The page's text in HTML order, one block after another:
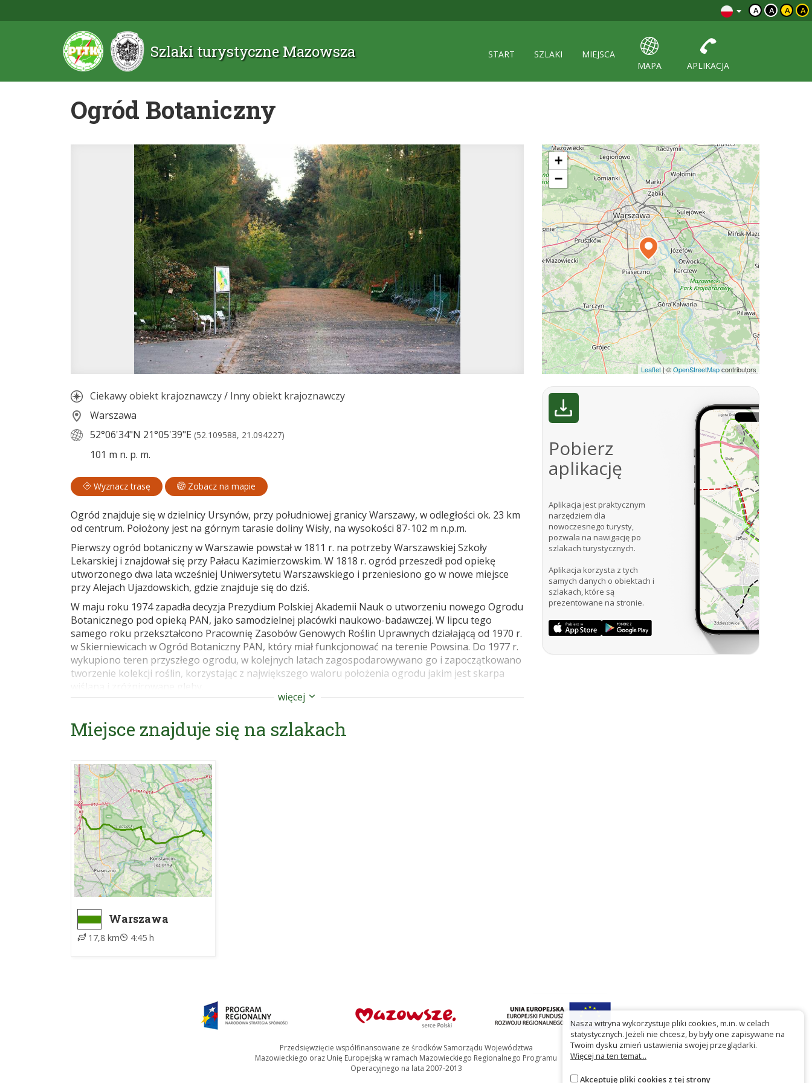
A A A A
Szlaki turystyczne Mazowsza START SZLAKI
MIEJSCA
MAPA
APLIKACJA
Ogród Botaniczny
Ciekawy obiekt krajoznawczy/ Inny obiekt krajoznawczy
Warszawa
52°06'34"N 21°05'39"E (52.109588, 21.094227)
101 m n. p. m.
Wyznacz trasę Zobacz na mapie
Ogród znajduje się w dzielnicy Ursynów, przy południowej granicy Warszawy, w odległości ok. 23 km
od centrum. Położony jest na górnym tarasie doliny Wisły, na wysokości 87-102 m n.p.m.
Pierwszy ogród botaniczny w Warszawie powstał w 1811 r. na potrzeby Warszawskiej Szkoły
Lekarskiej i znajdował się przy Pałacu Kazimierzowskim. W 1818 r. ogród przeszedł pod opiekę
utworzonego dwa lata wcześniej Uniwersytetu Warszawskiego i przeniesiono go w nowe miejsce
przy Alejach Ujazdowskich, gdzie znajduje się do dziś.
W maju roku 1974 zapadła decyzja Prezydium Polskiej Akademii Nauk o utworzeniu nowego Ogrodu
Botanicznego pod opieką PAN, jako samodzielnej placówki naukowo-badawczej. W lipcu tego
samego roku przekształcono Pracownię Zasobów Genowych Roślin Uprawnych działającą od 1970 r.
w Skierniewicach w Ogród Botaniczny PAN, który miał funkcjonować na terenie Powsina. Do 1977 r.
wykupiono teren przyszłego ogrodu, w kolejnych latach zagospodarowywano go i zapoczątkowano
tworzenie kolekcji roślin, korzystając z największego waloru położenia ogrodu jakim jest skarpa
Ogród otwarto dla zwiedzających w 1990 r. Cały czas prowadzono jednak prace nad adaptacją terenu
i poszerzano kolekcje roślin udostępniając kolejne fragmenty ogrodu. I tak w 1995 r. udostępniono
ogród bylinowy, trzy lata później – kolekcję róż, w 2003 – specjalnie przygotowaną sekcję górską z
Obecnie ogród ma ok. 40 ha pow., z czego dla zwiedzających udostępnionych jest około 30 ha.
Pozostały obszar to tereny gospodarcze oraz zaplecze dla prowadzenia doświadczeń polowych, a
także szkółki służące do rozmnażania roślin. Kolekcje pogrupowane są tematycznie: kolekcja flory
polskiej, roślin drzewiastych, roślin użytkowych, ozdobnych i tropikalnych.
W arboretum znajduje się ok. 1.900 grup organizmów – tzw. taksonów: drzewa, krzewy i pnącza z
różnych kontynentów. Jedną z głównych kolekcji są różaneczniki (360 taksonów).Wśród roślin
ozdobnych można wyróżnić rosarium, obejmujące 590 gatunków i odmian róż. Rosarium zostało
uznane za Narodową Kolekcję Róż. Kolekcja roślin cebulowych i kłączowych obejmuje przede
wszystkim irysy (300 taksonów), lilie (134 taksony) i dalie (100 taksonów). Ogród bylinowy,
zakomponowany na urozmaiconym wzniesieniami i stawikami terenie o powierzchni ok. 1 ha, mieści
Prezentowana jest na trzech specjalnie usypanych wzniesieniach odpowiadających Tatrom,
Pieninom i Bieszczadom, otoczonych zagajnikami limby i kosodrzewiną.
prezentowane są kaktusy i inne sukulenty.
Ogród jest zapleczem dla wyższych uczelni, zwłaszcza Szkoły Głównej Gospodarstwa Wiejskiego. Na
Niedaleko Ogrodu Botanicznego znajduje się rezerwat przyrody Las Kabacki i Park Kultury w
więcej
+
−
Leaflet|©OpenStreetMapcontributors
Pobierz
aplikację
Aplikacja jest praktycznym
narzędziem dla
nowoczesnego turysty,
pozwala na nawigację po
szlakach turystycznych.
Aplikacja korzysta z tych
samych danych o obiektach i
szlakach, które są
prezentowane na stronie.
Miejsce znajduje się na szlakach
Warszawa
Dawidy - Ciszyca,
ZTM
17,8 km 4:45 h
Przedsięwzięcie współfinansowane ze środków Samorządu Województwa
Mazowieckiego oraz Unię Europejską w ramach Mazowieckiego Regionalnego Programu
Operacyjnego na lata 2007-2013
Nasza witryna wykorzystuje pliki cookies, m.in. w celach
statystycznych. Jeżeli nie chcesz, by były one zapisywane na
Twoim dysku zmień ustawienia swojej przeglądarki.
Więcej na ten temat...
Akceptuję pliki cookies z tej strony